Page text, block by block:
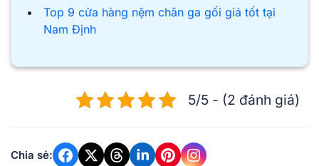
Top 9 cửa hàng nệm chăn ga gối giá tốt tại
Nam Định
5/5 - (2 đánh giá)
Chia sẻ: